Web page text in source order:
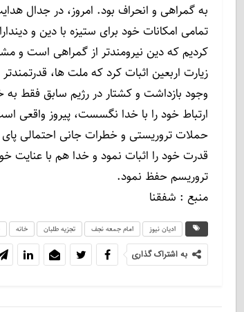
به گمراهی و انحراف بود. امروز، در جدال
تمامی امکانات خود برای ستیزه با دین و
کردیم که دین نیرومندتر از گمراهی است و مشارکت نزدیک
زیارت اربعین اثبات کرد که ملت ها،
وجود بازداشت و کشتار در رژیم سابق فقط
ارتباط خود را با خدا نگسست، پیروز واقعی
حملات تروریستی و خطرات جانی احتمالی
قدرت خود را اثبات نمود و خدا هم با عنایت
تروریسم حفظ نمود.
منبع : شفقنا
ادیان نیوز امام جمعه نجف تجزیه طلبان خانه
به اشتراک گذاری